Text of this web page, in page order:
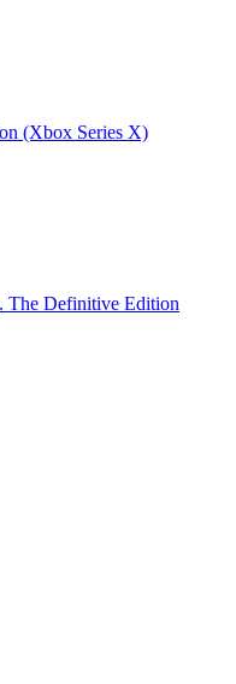
(Xbox Series X)
The Definitive Edition